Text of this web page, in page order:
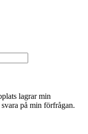
lagrar min
på min förfrågan.